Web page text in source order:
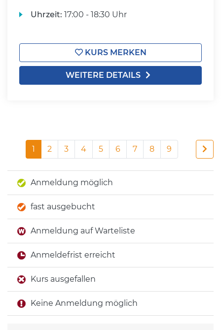
Uhrzeit: 17:00 - 18:30 Uhr
KURS MERKEN
WEITERE DETAILS
1 2 3 4 5 6 7 8 9
Anmeldung möglich
fast ausgebucht
Anmeldung auf Warteliste
Anmeldefrist erreicht
Kurs ausgefallen
Keine Anmeldung möglich